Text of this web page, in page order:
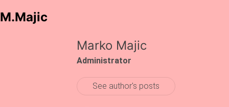
M.Majic
Marko Majic
Administrator
See author's posts